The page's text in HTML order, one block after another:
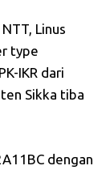
Linus
type
IKR dari
Sikka tiba
dengan